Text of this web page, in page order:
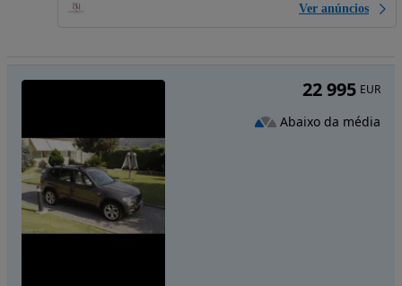
Ver anúncios
22 995 EUR
Abaixo da média